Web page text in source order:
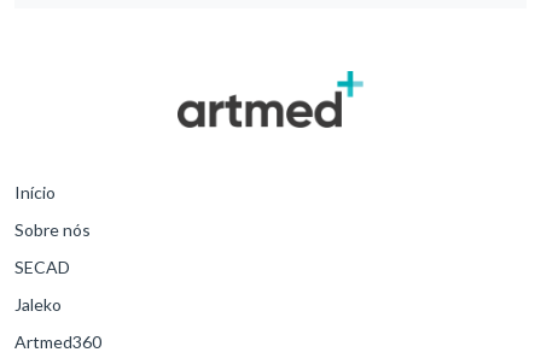
Início
Sobre nós
SECAD
Jaleko
Artmed360